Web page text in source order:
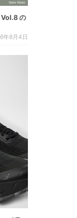
の
年8月4日